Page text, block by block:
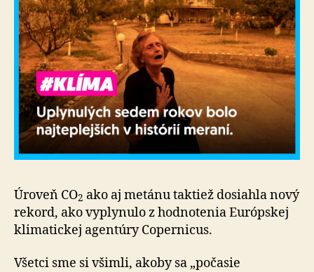
Úroveň CO2 ako aj metánu taktiež dosiahla nový
rekord, ako vyplynulo z hodnotenia Európskej
klimatickej agentúry Copernicus.
Všetci sme si všimli, akoby sa „počasie